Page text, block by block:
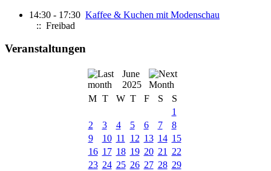
14:30 - 17:30 Kaffee & Kuchen mit Modenschau
:: Freibad
Veranstaltungen
June
2025
M T W T F S
S
1
2
3 4 5 6 7
8
9
10 11 12 13 14 15
16 17 18 19 20 21
22
23 24 25 26 27 28 29